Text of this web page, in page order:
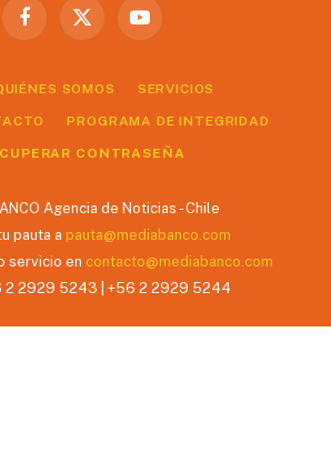
Facebook
X
YouTube
SOMOS SERVICIOS
PROGRAMA DE INTEGRIDAD
CONTRASEÑA
Agencia de Noticias - Chile
pauta a pauta@mediabanco.com
servicio en contacto@mediabanco.com
2 2929 5243 | +56 2 2929 5244